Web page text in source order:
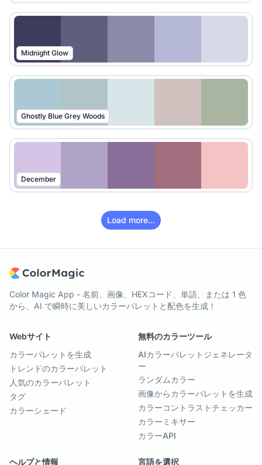
Midnight Glow
Ghostly Blue Grey Woods
December
Load more...
Color Magic App - 名前、画像、HEXコード、単語、または 1 色
から、AI で瞬時に美しいカラーパレットと配色を生成！
Webサイト
カラーパレットを生成
トレンドのカラーパレット
人気のカラーパレット
タグ
カラーシェード
無料のカラーツール
AIカラーパレットジェネレータ
ー
ランダムカラー
画像からカラーパレットを生成
カラーコントラストチェッカー
カラーミキサー
カラーAPI
ヘルプと情報 言語を選択